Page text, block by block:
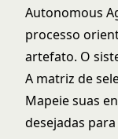
Autonomous
processo
artefato. O
A matriz de
Mapeie suas
desejadas